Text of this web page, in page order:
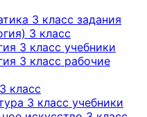
3 класс задания
3 класс
3 класс учебники
3 класс рабочие
класс
3 класс учебники